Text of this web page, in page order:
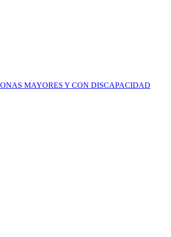
MAYORES Y CON DISCAPACIDAD